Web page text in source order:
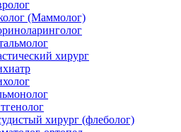
(Маммолог)
хирург
хирург (флеболог)